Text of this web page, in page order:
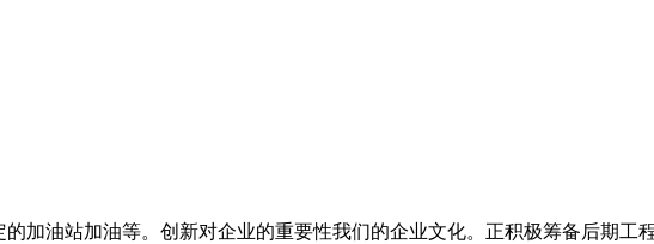
油站加油等。创新对企业的重要性我们的企业文化。正积极筹备后期工